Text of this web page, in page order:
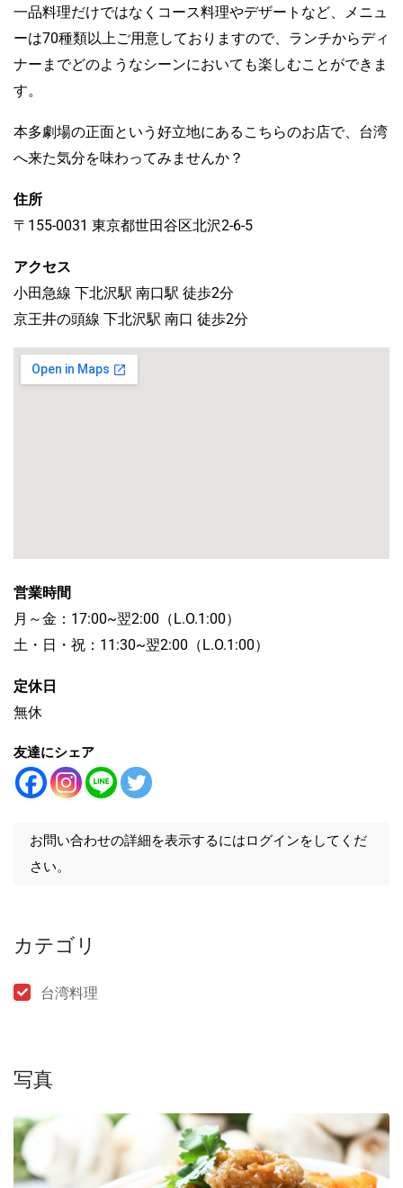
一品料理だけではなくコース料理やデザートなど、メニュ
ーは70種類以上ご用意しておりますので、ランチからディ
ナーまでどのようなシーンにおいても楽しむことができま
す。
本多劇場の正面という好立地にあるこちらのお店で、台湾
へ来た気分を味わってみませんか？
住所
〒155-0031 東京都世田谷区北沢2-6-5
アクセス
小田急線 下北沢駅 南口駅 徒歩2分
京王井の頭線 下北沢駅 南口 徒歩2分
営業時間
月～金：17:00~翌2:00（L.O.1:00）
土・日・祝：11:30~翌2:00（L.O.1:00）
定休日
無休
友達にシェア
お問い合わせの詳細を表示するにはログインをしてくだ
さい。
カテゴリ
台湾料理
写真